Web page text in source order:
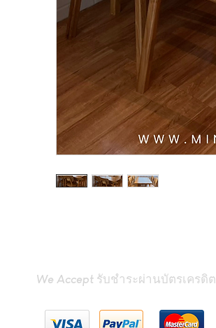
We Accept รับชำระผ่านบัตรเครดิต